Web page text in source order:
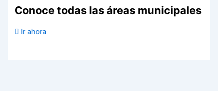
Conoce todas las áreas municipales
Ir ahora